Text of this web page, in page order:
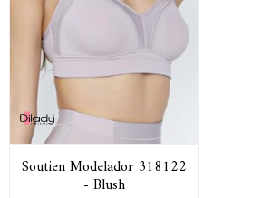
Soutien Modelador 318122
- Blush